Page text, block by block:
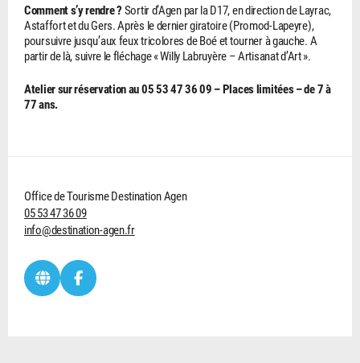
Comment s’y rendre ? Sortir d’Agen par la D17, en direction de Layrac,
Astaffort et du Gers. Après le dernier giratoire (Promod-Lapeyre),
poursuivre jusqu’aux feux tricolores de Boé et tourner à gauche. A
partir de là, suivre le fléchage « Willy Labruyère – Artisanat d’Art ».
Atelier sur réservation au 05 53 47 36 09 – Places limitées – de 7 à
77 ans.
Office de Tourisme Destination Agen
05 53 47 36 09
info@destination-agen.fr